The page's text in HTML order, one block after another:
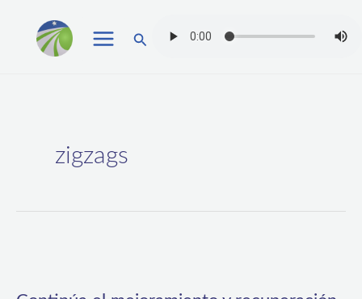
Buscar
zigzags